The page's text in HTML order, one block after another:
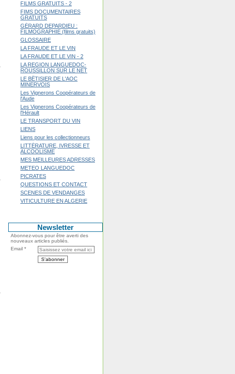
FILMS GRATUITS - 2
FIMS DOCUMENTAIRES
GRATUITS
GÉRARD DEPARDIEU :
FILMOGRAPHIE (films gratuits)
GLOSSAIRE
LA FRAUDE ET LE VIN
LA FRAUDE ET LE VIN - 2
LA REGION LANGUEDOC-
ROUSSILLON SUR LE NET
LE BÊTISIER DE L'AOC
MINERVOIS
Les Vignerons Coopérateurs de
l'Aude
Les Vignerons Coopérateurs de
l'Hérault
LE TRANSPORT DU VIN
LIENS
Liens pour les collectionneurs
LITTÉRATURE, IVRESSE ET
ALCOOLISME
MES MEILLEURES ADRESSES
METEO LANGUEDOC
PICRATES
QUESTIONS ET CONTACT
SCENES DE VENDANGES
VITICULTURE EN ALGERIE
Newsletter
Abonnez-vous pour être averti des
nouveaux articles publiés.
Email